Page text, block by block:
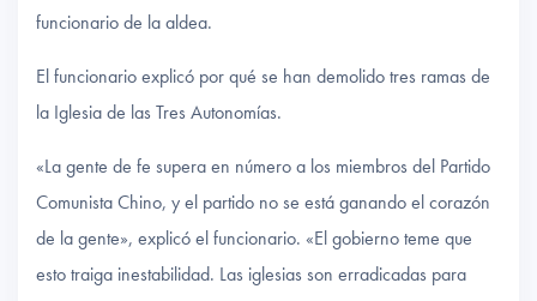
funcionario de la aldea.
El funcionario explicó por qué se han demolido tres ramas de
la Iglesia de las Tres Autonomías.
«La gente de fe supera en número a los miembros del Partido
Comunista Chino, y el partido no se está ganando el corazón
de la gente», explicó el funcionario. «El gobierno teme que
esto traiga inestabilidad. Las iglesias son erradicadas para